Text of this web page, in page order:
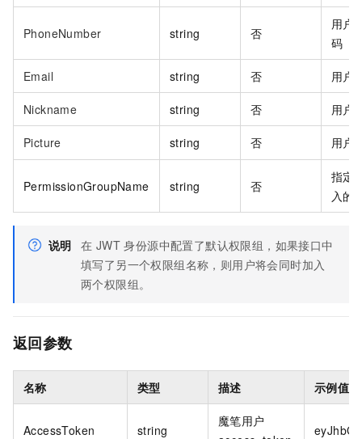
PhoneNumber string 否
用户
码
Email string 否 用户
Nickname string 否 用户
Picture string 否 用户
PermissionGroupName string 否
指定
入的
说明 在 JWT 身份源中配置了默认权限组，如果接口中
填写了另一个权限组名称，则用户将会同时加入
两个权限组。
返回参数
名称 类型 描述 示例值
AccessToken string
魔笔用户